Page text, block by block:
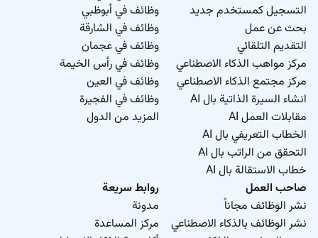
التسجيل كمستخدم جديد
بحث عن عمل
التقديم التلقائي
مركز مواهب الذكاء الاصطناعي
مركز مجتمع الذكاء الاصطناعي
انشاء السيرة الذاتية بال AI
مقابلات العمل AI
الخطاب التعريفي بال AI
التحقق من الراتب بال AI
خطاب الاستقالة بال AI
وظائف في أبوظبي
وظائف في الشارقة
وظائف في عجمان
وظائف في رأس الخيمة
وظائف في العين
وظائف في الفجيرة
المزيد من الدول
صاحب العمل
نشر الوظائف مجاناً
نشر الوظائف بالذكاء الاصطناعي
روابط سريعة
مدونة
مركز المساعدة